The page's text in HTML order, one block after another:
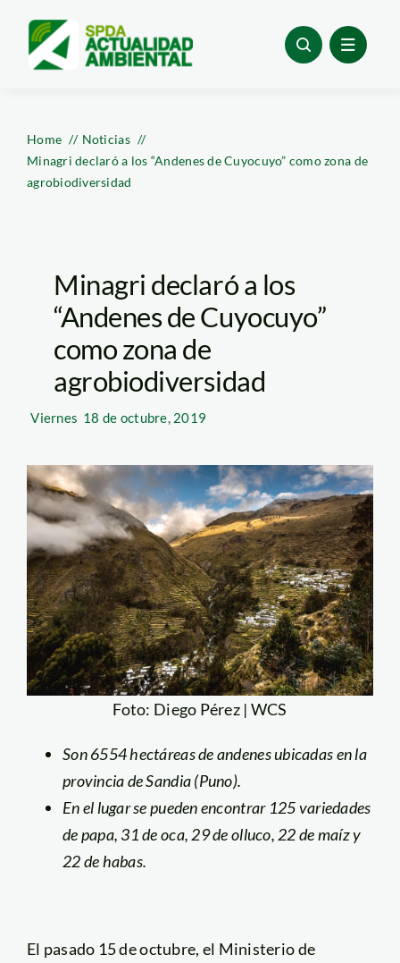
content
Home
Noticias
Minagri declaró a los “Andenes de Cuyocuyo” como zona de
agrobiodiversidad
Minagri declaró a los
“Andenes de Cuyocuyo”
como zona de
agrobiodiversidad
Viernes 18 de octubre, 2019
Foto: Diego Pérez | WCS
Son 6554 hectáreas de andenes ubicadas en la
provincia de Sandia (Puno).
En el lugar se pueden encontrar 125 variedades
de papa, 31 de oca, 29 de olluco, 22 de maíz y
22 de habas.
El pasado 15 de octubre, el Ministerio de